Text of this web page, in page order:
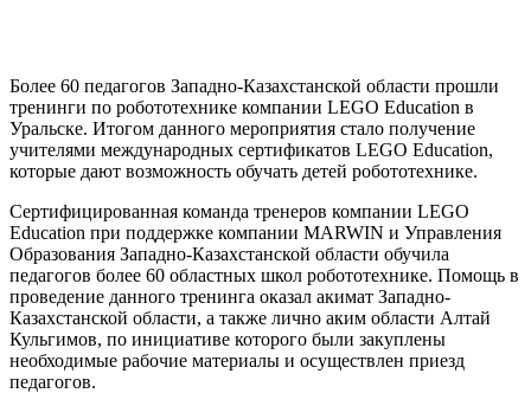
Более 60 педагогов Западно-Казахстанской области прошли
тренинги по робототехнике компании LEGO Education в
Уральске. Итогом данного мероприятия стало получение
учителями международных сертификатов LEGO Education,
которые дают возможность обучать детей робототехнике.
Сертифицированная команда тренеров компании LEGO
Education при поддержке компании MARWIN и Управления
Образования Западно-Казахстанской области обучила
педагогов более 60 областных школ робототехнике. Помощь в
проведение данного тренинга оказал акимат Западно-
Казахстанской области, а также лично аким области Алтай
Кульгимов, по инициативе которого были закуплены
необходимые рабочие материалы и осуществлен приезд
педагогов.